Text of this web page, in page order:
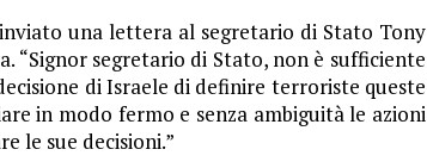
una lettera al segretario di Stato Tony
“Signor segretario di Stato, non è sufficiente
di Israele di definire terroriste queste
in modo fermo e senza ambiguità le azioni
le sue decisioni.”